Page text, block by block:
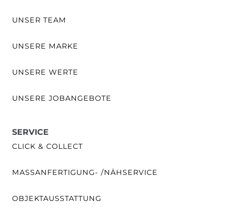
UNSER TEAM
UNSERE MARKE
UNSERE WERTE
UNSERE JOBANGEBOTE
SERVICE
CLICK & COLLECT
MASSANFERTIGUNG- /NÄHSERVICE
OBJEKTAUSSTATTUNG